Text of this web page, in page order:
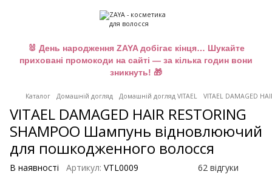
🐰 День народження ZAYA добігає кінця… Шукайте
приховані промокоди на сайті — за кілька годин вони
зникнуть! 🎁
Каталог Домашній догляд Домашній догляд VITAEL VITAEL DAMAGED
VITAEL DAMAGED HAIR RESTORING
SHAMPOO Шампунь відновлюючий
для пошкодженного волосся
В наявності Артикул: VTL0009 62 відгуки